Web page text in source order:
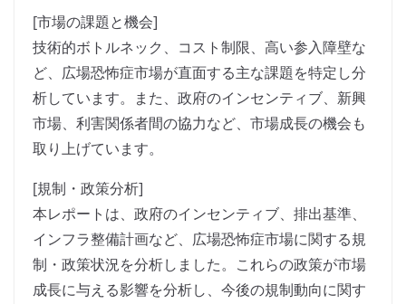
[市場の課題と機会]
技術的ボトルネック、コスト制限、高い参入障壁な
ど、広場恐怖症市場が直面する主な課題を特定し分
析しています。また、政府のインセンティブ、新興
市場、利害関係者間の協力など、市場成長の機会も
取り上げています。
[規制・政策分析]
本レポートは、政府のインセンティブ、排出基準、
インフラ整備計画など、広場恐怖症市場に関する規
制・政策状況を分析しました。これらの政策が市場
成長に与える影響を分析し、今後の規制動向に関す